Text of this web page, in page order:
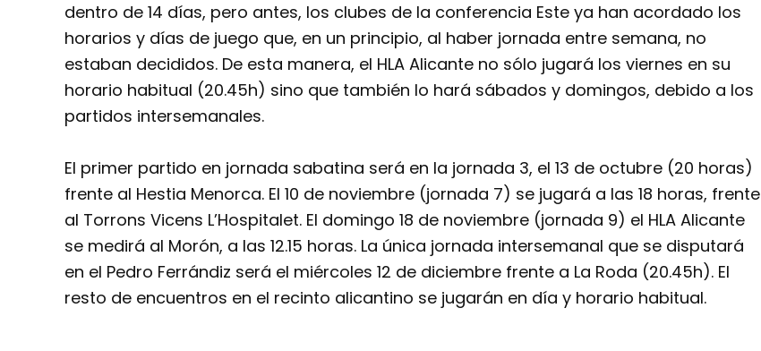
dentro de 14 días, pero antes, los clubes de la conferencia Este ya han acordado los
horarios y días de juego que, en un principio, al haber jornada entre semana, no
estaban decididos. De esta manera, el HLA Alicante no sólo jugará los viernes en su
horario habitual (20.45h) sino que también lo hará sábados y domingos, debido a los
partidos intersemanales.
El primer partido en jornada sabatina será en la jornada 3, el 13 de octubre (20 horas)
frente al Hestia Menorca. El 10 de noviembre (jornada 7) se jugará a las 18 horas, frente
al Torrons Vicens L’Hospitalet. El domingo 18 de noviembre (jornada 9) el HLA Alicante
se medirá al Morón, a las 12.15 horas. La única jornada intersemanal que se disputará
en el Pedro Ferrándiz será el miércoles 12 de diciembre frente a La Roda (20.45h). El
resto de encuentros en el recinto alicantino se jugarán en día y horario habitual.